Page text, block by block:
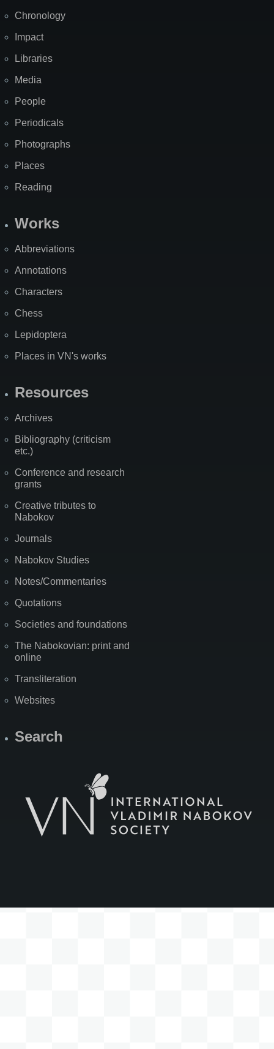
Chronology
Impact
Libraries
Media
People
Periodicals
Photographs
Places
Reading
Works
Abbreviations
Annotations
Characters
Chess
Lepidoptera
Places in VN's works
Resources
Archives
Bibliography (criticism
etc.)
Conference and research
grants
Creative tributes to
Nabokov
Journals
Nabokov Studies
Notes/Commentaries
Quotations
Societies and foundations
The Nabokovian: print and
online
Transliteration
Websites
Search